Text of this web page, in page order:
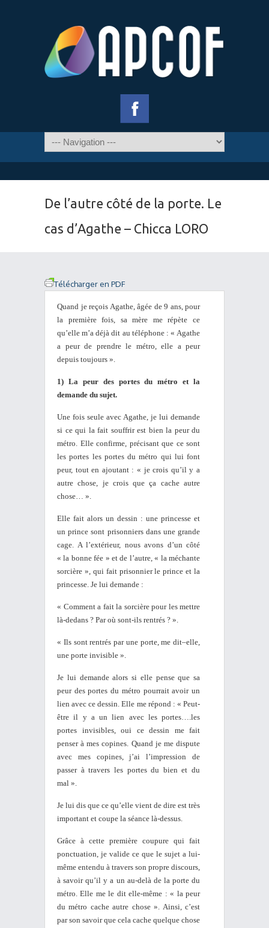
De l’autre côté de la porte. Le
cas d’Agathe – Chicca LORO
Télécharger en PDF
Quand je reçois Agathe, âgée de 9 ans, pour
la première fois, sa mère me répète ce
qu’elle m’a déjà dit au téléphone : « Agathe
a peur de prendre le métro, elle a peur
depuis toujours ».
1) La peur des portes du métro et la
demande du sujet.
Une fois seule avec Agathe, je lui demande
si ce qui la fait souffrir est bien la peur du
métro. Elle confirme, précisant que ce sont
les portes les portes du métro qui lui font
peur, tout en ajoutant : « je crois qu’il y a
autre chose, je crois que ça cache autre
chose… ».
Elle fait alors un dessin : une princesse et
un prince sont prisonniers dans une grande
cage. A l’extérieur, nous avons d’un côté
« la bonne fée » et de l’autre, « la méchante
sorcière », qui fait prisonnier le prince et la
princesse. Je lui demande :
« Comment a fait la sorcière pour les mettre
là-dedans ? Par où sont-ils rentrés ? ».
« Ils sont rentrés par une porte, me dit–elle,
une porte invisible ».
Je lui demande alors si elle pense que sa
peur des portes du métro pourrait avoir un
lien avec ce dessin. Elle me répond : « Peut-
être il y a un lien avec les portes….les
portes invisibles, oui ce dessin me fait
penser à mes copines. Quand je me dispute
avec mes copines, j’ai l’impression de
passer à travers les portes du bien et du
mal ».
Je lui dis que ce qu’elle vient de dire est très
important et coupe la séance là-dessus.
Grâce à cette première coupure qui fait
ponctuation, je valide ce que le sujet a lui-
même entendu à travers son propre discours,
à savoir qu’il y a un au-delà de la porte du
métro. Elle me le dit elle-même : « la peur
du métro cache autre chose ». Ainsi, c’est
par son savoir que cela cache quelque chose